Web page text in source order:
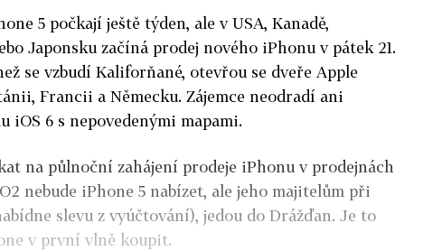
5 počkají ještě týden, ale v USA, Kanadě,
Japonsku začíná prodej nového iPhonu v pátek 21.
se vzbudí Kaliforňané, otevřou se dveře Apple
Francii a Německu. Zájemce neodradí ani
iOS 6 s nepovedenými mapami.
na půlnoční zahájení prodeje iPhonu v prodejnách
nebude iPhone 5 nabízet, ale jeho majitelům při
slevu z vyúčtování), jedou do Drážďan. Je to
v první vlně koupit.